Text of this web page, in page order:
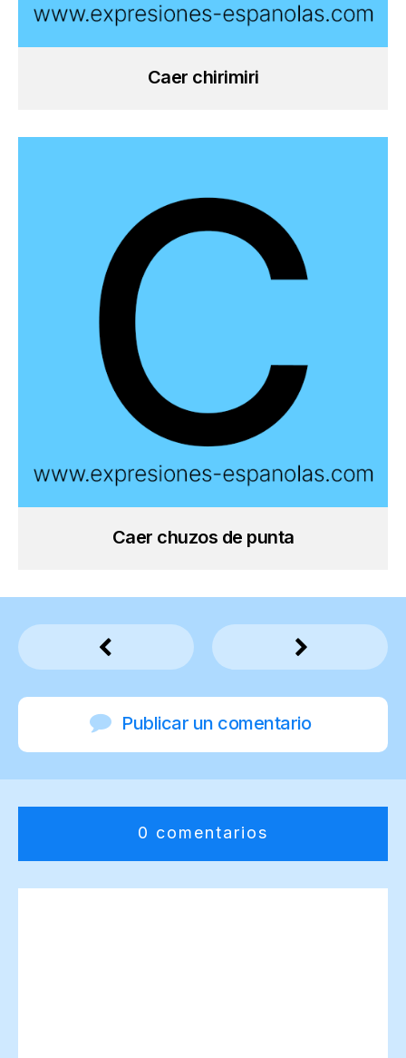
Caer chirimiri
Caer chuzos de punta
Publicar un comentario
0 comentarios